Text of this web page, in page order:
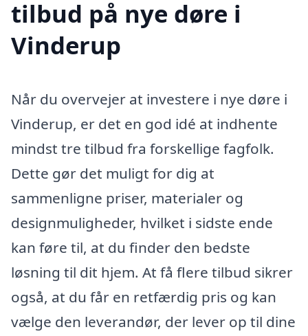
tilbud på nye døre i
Vinderup
Når du overvejer at investere i nye døre i
Vinderup, er det en god idé at indhente
mindst tre tilbud fra forskellige fagfolk.
Dette gør det muligt for dig at
sammenligne priser, materialer og
designmuligheder, hvilket i sidste ende
kan føre til, at du finder den bedste
løsning til dit hjem. At få flere tilbud sikrer
også, at du får en retfærdig pris og kan
vælge den leverandør, der lever op til dine